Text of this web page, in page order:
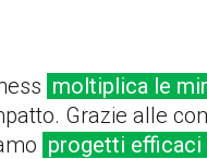
moltiplica le
Grazie alle
progetti efficaci